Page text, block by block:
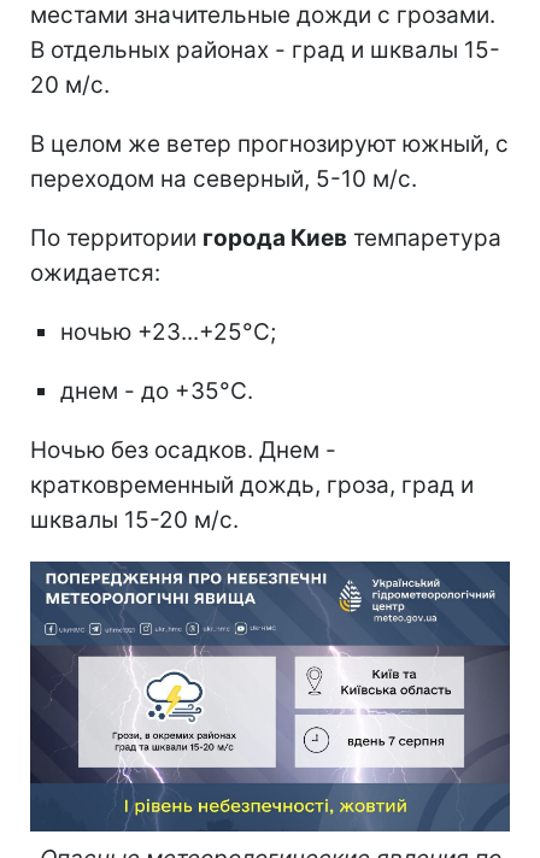
местами значительные дожди с грозами.
В отдельных районах - град и шквалы 15-
20 м/с.
В целом же ветер прогнозируют южный, с
переходом на северный, 5-10 м/с.
По территории города Киев темпаретура
ожидается:
ночью +23...+25°С;
днем - до +35°С.
Ночью без осадков. Днем -
кратковременный дождь, гроза, град и
шквалы 15-20 м/с.